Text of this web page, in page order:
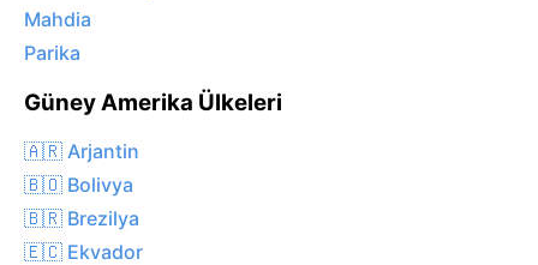
Mahdia
Parika
Güney Amerika Ülkeleri
🇦🇷 Arjantin
🇧🇴 Bolivya
🇧🇷 Brezilya
🇪🇨 Ekvador